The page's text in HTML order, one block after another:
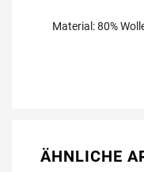
Material: 80%
ÄHNLICHE